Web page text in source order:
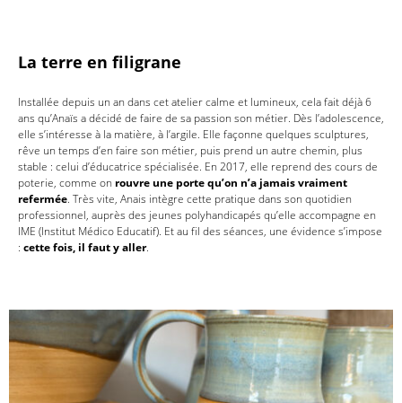
La terre en filigrane
Installée depuis un an dans cet atelier calme et lumineux, cela fait déjà 6
ans qu’Anaïs a décidé de faire de sa passion son métier. Dès l’adolescence,
elle s’intéresse à la matière, à l’argile. Elle façonne quelques sculptures,
rêve un temps d’en faire son métier, puis prend un autre chemin, plus
stable : celui d’éducatrice spécialisée. En 2017, elle reprend des cours de
poterie, comme on rouvre une porte qu’on n’a jamais vraiment
refermée. Très vite, Anais intègre cette pratique dans son quotidien
professionnel, auprès des jeunes polyhandicapés qu’elle accompagne en
IME (Institut Médico Educatif). Et au fil des séances, une évidence s’impose
: cette fois, il faut y aller.